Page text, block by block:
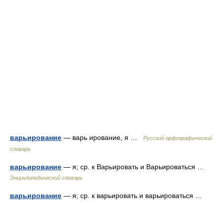
варьирование — варь ирование, я …
Русский орфографический
словарь
варьирование — я; ср. к Варьировать и Варьироваться …
Энциклопедический словарь
варьирование — я; ср. к варьировать и варьироваться …